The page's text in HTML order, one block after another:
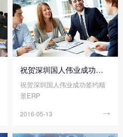
祝贺深圳国人伟业成功签约顺景ERP
祝贺深圳国人伟业成功签约顺
景ERP
2016-05-13 